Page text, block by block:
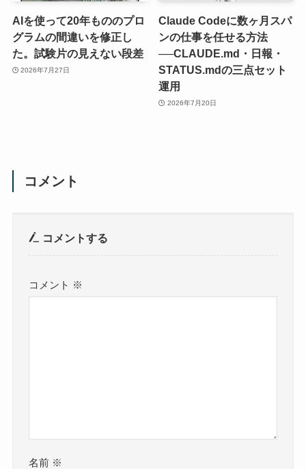
AIを使って20年もののプロ
グラムの間違いを修正し
た。試験片の見えない段差
2026年7月27日
Claude Codeに数ヶ月スパ
ンの仕事を任せる方法
──CLAUDE.md・日報・
STATUS.mdの三点セット
運用
2026年7月20日
コメント
コメントする
コメント ※
名前 ※